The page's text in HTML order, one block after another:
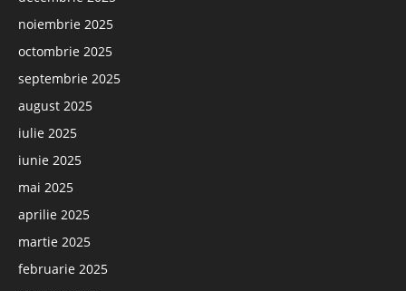
noiembrie 2025
octombrie 2025
septembrie 2025
august 2025
iulie 2025
iunie 2025
mai 2025
aprilie 2025
martie 2025
februarie 2025